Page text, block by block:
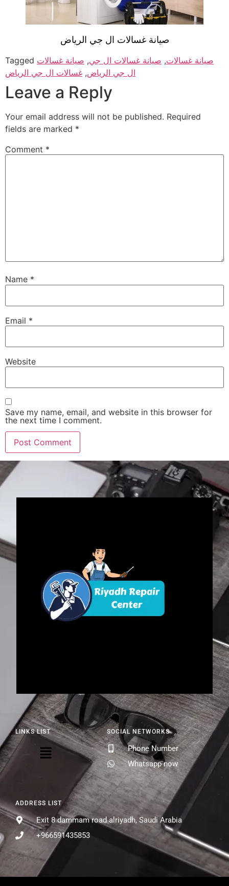
صيانة غسالات ال جي الرياض
Tagged صيانة غسالات, صيانة غسالات ال جي, صيانة غسالات
ال جي الرياض, غسالات ال جي الرياض
Leave a Reply
Your email address will not be published. Required
fields are marked *
Comment *
Name *
Email *
Website
Save my name, email, and website in this browser for
the next time I comment.
ADDRESS LIST
Exit 8 dammam road alriyadh, Saudi Arabia
+966591435853
SOCIAL NETWORKS
Phone Number
Whatsapp now
LINKS LIST